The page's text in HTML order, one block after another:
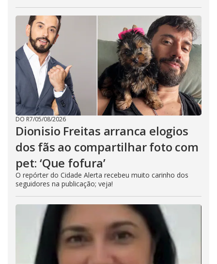
DO R7/05/08/2026
Dionisio Freitas arranca elogios
dos fãs ao compartilhar foto com
pet: ‘Que fofura’
O repórter do Cidade Alerta recebeu muito carinho dos
seguidores na publicação; veja!